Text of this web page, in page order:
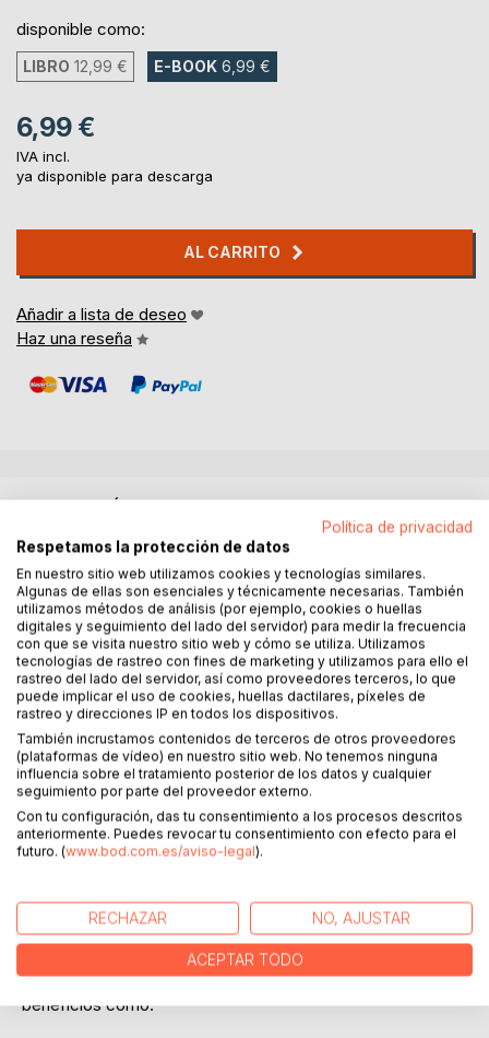
disponible como:
LIBRO 12,99 € E-BOOK 6,99 €
6,99 €
IVA incl.
ya disponible para descarga
AL CARRITO
Añadir a lista de deseo
Haz una reseña
DESCRIPCIÓN
¿Puedo pedirte 30 minutos al día? Quizás pienses que
esos 30 minutos podrían aprovecharse mejor haciendo
otra cosa, pero es ahí cuando te digo, "No, estos 30
minutos valen más que sólo 30 minutos"
No hay duda de que somos parte de una cultura a la cual le
es indiferente el estrés, la ansiedad, las malas decisiones
de estilo de vida y el sedentarismo. Aprendemos a vernos
a nosotros mismos y a preguntar, "¿Qué tanto puedes
hacer por mí?" en vez de, "¿Cómo puedo ayudarte a hacer
mejor tu trabajo?"
Hoy en día, vivimos para nuestros cuerpos, pero no para
nuestras mentes. La gente nos recuerda que debemos
más allá de este adagio vacío? ¿por qué no practicar el
Pranayama, el yoga de la respiración?
Con dedicarle unos 30 minutos al día, obtendrás increíbles
beneficios como:
Política de privacidad
Respetamos la protección de datos
En nuestro sitio web utilizamos cookies y tecnologías similares.
Algunas de ellas son esenciales y técnicamente necesarias. También
utilizamos métodos de análisis (por ejemplo, cookies o huellas
digitales y seguimiento del lado del servidor) para medir la frecuencia
con que se visita nuestro sitio web y cómo se utiliza. Utilizamos
tecnologías de rastreo con fines de marketing y utilizamos para ello el
rastreo del lado del servidor, así como proveedores terceros, lo que
puede implicar el uso de cookies, huellas dactilares, píxeles de
rastreo y direcciones IP en todos los dispositivos.
También incrustamos contenidos de terceros de otros proveedores
(plataformas de vídeo) en nuestro sitio web. No tenemos ninguna
influencia sobre el tratamiento posterior de los datos y cualquier
seguimiento por parte del proveedor externo.
Con tu configuración, das tu consentimiento a los procesos descritos
anteriormente. Puedes revocar tu consentimiento con efecto para el
futuro. (www.bod.com.es/aviso-legal).
RECHAZAR NO, AJUSTAR
ACEPTAR TODO